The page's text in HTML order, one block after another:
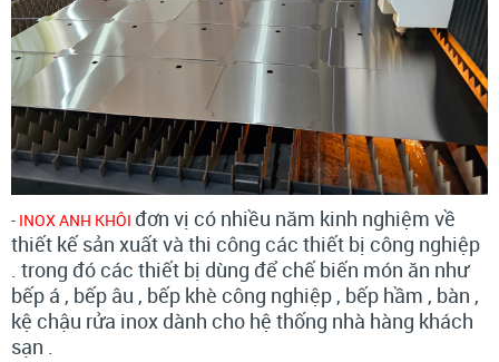
- INOX ANH KHÔI đơn vị có nhiều năm kinh nghiệm về
thiết kế sản xuất và thi công các thiết bị công nghiệp
. trong đó các thiết bị dùng để chế biến món ăn như
bếp á , bếp âu , bếp khè công nghiệp , bếp hầm , bàn ,
kệ chậu rửa inox dành cho hệ thống nhà hàng khách
sạn .